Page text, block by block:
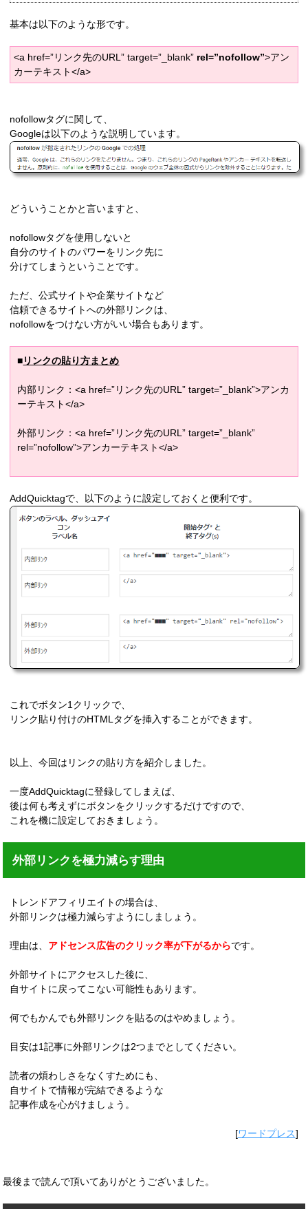
基本は以下のような形です。
<a href=”リンク先のURL” target=”_blank” rel=”nofollow”>アン
カーテキスト</a>
nofollowタグに関して、
Googleは以下のような説明しています。
どういうことかと言いますと、
nofollowタグを使用しないと
自分のサイトのパワーをリンク先に
分けてしまうということです。
ただ、公式サイトや企業サイトなど
信頼できるサイトへの外部リンクは、
nofollowをつけない方がいい場合もあります。
■リンクの貼り方まとめ
内部リンク：<a href=”リンク先のURL” target=”_blank”>アンカ
ーテキスト</a>
外部リンク：<a href=”リンク先のURL” target=”_blank”
rel=”nofollow”>アンカーテキスト</a>
AddQuicktagで、以下のように設定しておくと便利です。
これでボタン1クリックで、
リンク貼り付けのHTMLタグを挿入することができます。
以上、今回はリンクの貼り方を紹介しました。
一度AddQuicktagに登録してしまえば、
後は何も考えずにボタンをクリックするだけですので、
これを機に設定しておきましょう。
外部リンクを極力減らす理由
トレンドアフィリエイトの場合は、
外部リンクは極力減らすようにしましょう。
理由は、 アドセンス広告のクリック率が下がるからです。
外部サイトにアクセスした後に、
自サイトに戻ってこない可能性もあります。
何でもかんでも外部リンクを貼るのはやめましょう。
目安は1記事に外部リンクは2つまでとしてください。
読者の煩わしさをなくすためにも、
自サイトで情報が完結できるような
記事作成を心がけましょう。
[ワードプレス]
最後まで読んで頂いてありがとうございました。